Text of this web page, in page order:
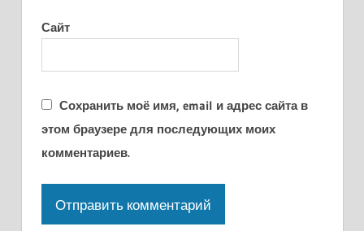
Сайт
Сохранить моё имя, email и адрес сайта в
этом браузере для последующих моих
комментариев.